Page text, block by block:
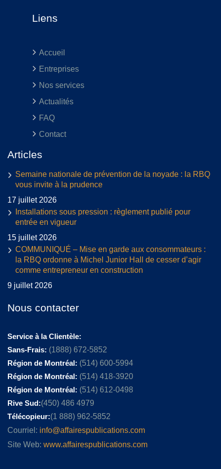
Liens
Accueil
Entreprises
Nos services
Actualités
FAQ
Contact
Articles
Semaine nationale de prévention de la noyade : la RBQ
vous invite à la prudence
17 juillet 2026
Installations sous pression : règlement publié pour
entrée en vigueur
15 juillet 2026
COMMUNIQUÉ – Mise en garde aux consommateurs :
la RBQ ordonne à Michel Junior Hall de cesser d’agir
comme entrepreneur en construction
9 juillet 2026
Nous contacter
Service à la Clientèle:
Sans-Frais: (1888) 672-5852
Région de Montréal: (514) 600-5994
Région de Montréal: (514) 418-3920
Région de Montréal: (514) 612-0498
Rive Sud:(450) 486 4979
Télécopieur:(1 888) 962-5852
Courriel: info@affairespublications.com
Site Web: www.affairespublications.com